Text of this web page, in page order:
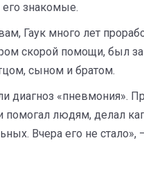
знакомые.
Гаук много лет
скорой помощи, был
сыном и братом.
диагноз «пневмония».
помогал людям, делал
Вчера его не стало»,